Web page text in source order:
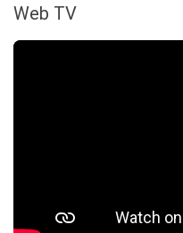
Web TV